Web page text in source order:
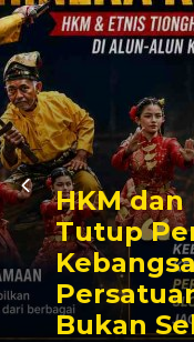
HKM
Tutup
Bukan